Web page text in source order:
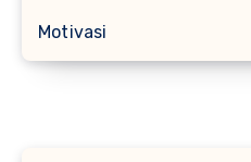
Motivasi